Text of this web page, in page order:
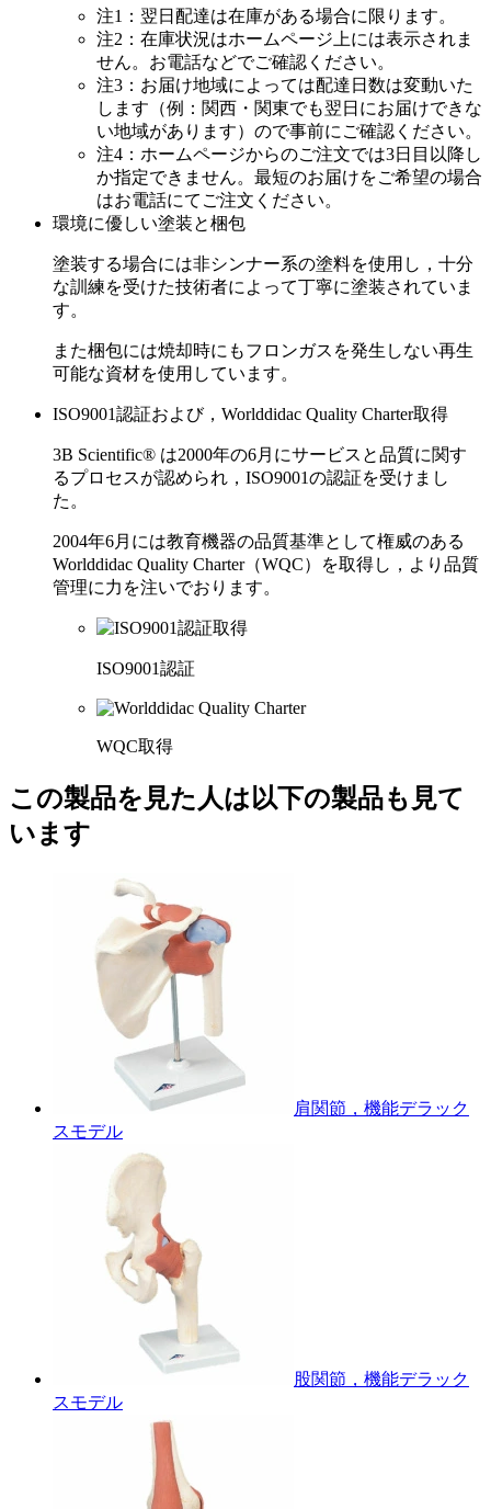
注1：翌日配達は在庫がある場合に限ります。
注2：在庫状況はホームページ上には表示されま
せん。お電話などでご確認ください。
注3：お届け地域によっては配達日数は変動いた
します（例：関西・関東でも翌日にお届けできな
い地域があります）ので事前にご確認ください。
注4：ホームページからのご注文では3日目以降し
か指定できません。最短のお届けをご希望の場合
はお電話にてご注文ください。
環境に優しい塗装と梱包
塗装する場合には非シンナー系の塗料を使用し，十分
な訓練を受けた技術者によって丁寧に塗装されていま
す。
また梱包には焼却時にもフロンガスを発生しない再生
可能な資材を使用しています。
ISO9001認証および，Worlddidac Quality Charter取得
3B Scientific® は2000年の6月にサービスと品質に関す
るプロセスが認められ，ISO9001の認証を受けまし
た。
2004年6月には教育機器の品質基準として権威のある
Worlddidac Quality Charter（WQC）を取得し，より品質
管理に力を注いでおります。
ISO9001認証
WQC取得
この製品を見た人は以下の製品も見て
います
肩関節，機能デラック
スモデル
股関節，機能デラック
スモデル